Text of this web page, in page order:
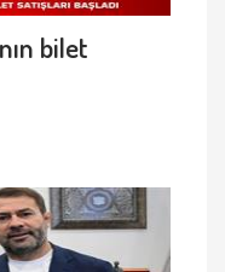
bilet